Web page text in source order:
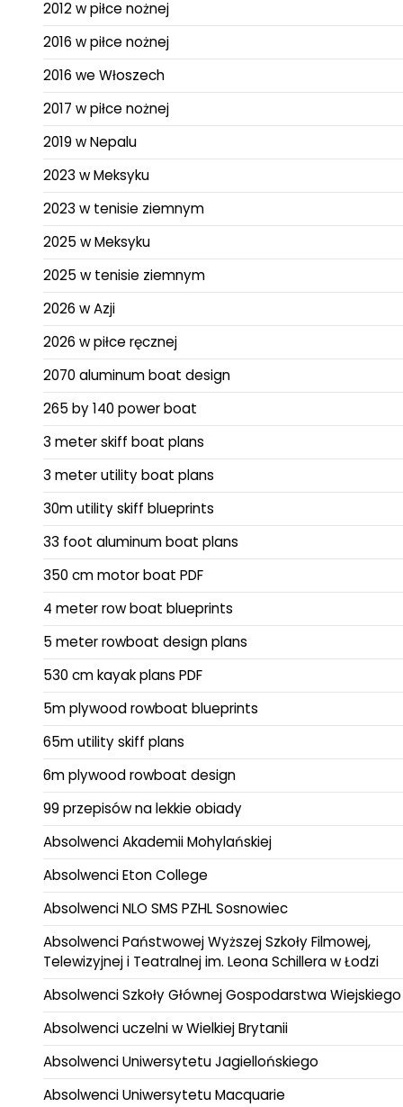
2012 w piłce nożnej
2016 w piłce nożnej
2016 we Włoszech
2017 w piłce nożnej
2019 w Nepalu
2023 w Meksyku
2023 w tenisie ziemnym
2025 w Meksyku
2025 w tenisie ziemnym
2026 w Azji
2026 w piłce ręcznej
2070 aluminum boat design
265 by 140 power boat
3 meter skiff boat plans
3 meter utility boat plans
30m utility skiff blueprints
33 foot aluminum boat plans
350 cm motor boat PDF
4 meter row boat blueprints
5 meter rowboat design plans
530 cm kayak plans PDF
5m plywood rowboat blueprints
65m utility skiff plans
6m plywood rowboat design
99 przepisów na lekkie obiady
Absolwenci Akademii Mohylańskiej
Absolwenci Eton College
Absolwenci NLO SMS PZHL Sosnowiec
Absolwenci Państwowej Wyższej Szkoły Filmowej,
Telewizyjnej i Teatralnej im. Leona Schillera w Łodzi
Absolwenci Szkoły Głównej Gospodarstwa Wiejskiego
Absolwenci uczelni w Wielkiej Brytanii
Absolwenci Uniwersytetu Jagiellońskiego
Absolwenci Uniwersytetu Macquarie